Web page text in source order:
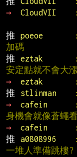
→
CloudVII
推
poeoe
加碼
推
eztak
安定點就不會大
→
eztak
推
stlinman
→
cafein
身機會就像蒼蠅
→
cafein
推
a0808996
一堆人準備跳樓?